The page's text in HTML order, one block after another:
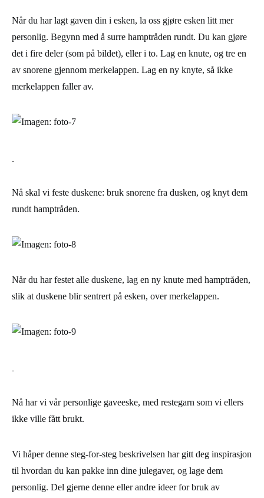
Når du har lagt gaven din i esken, la oss gjøre esken litt mer
personlig. Begynn med å surre hamptråden rundt. Du kan gjøre
det i fire deler (som på bildet), eller i to. Lag en knute, og tre en
av snorene gjennom merkelappen. Lag en ny knyte, så ikke
merkelappen faller av.
Nå skal vi feste duskene: bruk snorene fra dusken, og knyt dem
rundt hamptråden.
Når du har festet alle duskene, lag en ny knute med hamptråden,
slik at duskene blir sentrert på esken, over merkelappen.
Nå har vi vår personlige gaveeske, med restegarn som vi ellers
ikke ville fått brukt.
Vi håper denne steg-for-steg beskrivelsen har gitt deg inspirasjon
til hvordan du kan pakke inn dine julegaver, og lage dem
personlig. Del gjerne denne eller andre ideer for bruk av